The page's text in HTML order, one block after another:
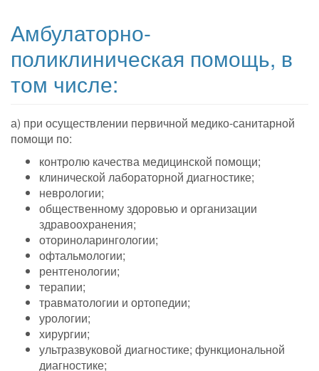
Амбулаторно-
поликлиническая помощь, в
том числе:
а) при осуществлении первичной медико-санитарной
помощи по:
контролю качества медицинской помощи;
клинической лабораторной диагностике;
неврологии;
общественному здоровью и организации
здравоохранения;
оториноларингологии;
офтальмологии;
рентгенологии;
терапии;
травматологии и ортопедии;
урологии;
хирургии;
ультразвуковой диагностике; функциональной
диагностике;